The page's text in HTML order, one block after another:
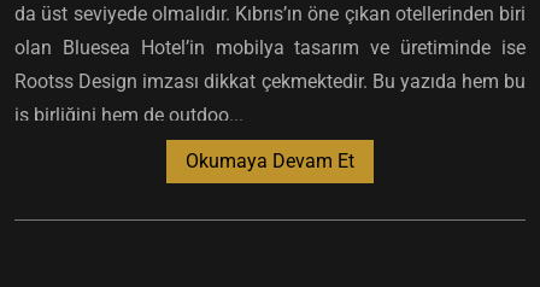
da üst seviyede olmalıdır. Kıbrıs’ın öne çıkan otellerinden biri
olan Bluesea Hotel’in mobilya tasarım ve üretiminde ise
Rootss Design imzası dikkat çekmektedir. Bu yazıda hem bu
iş birliğini hem de outdoo...
Okumaya Devam Et